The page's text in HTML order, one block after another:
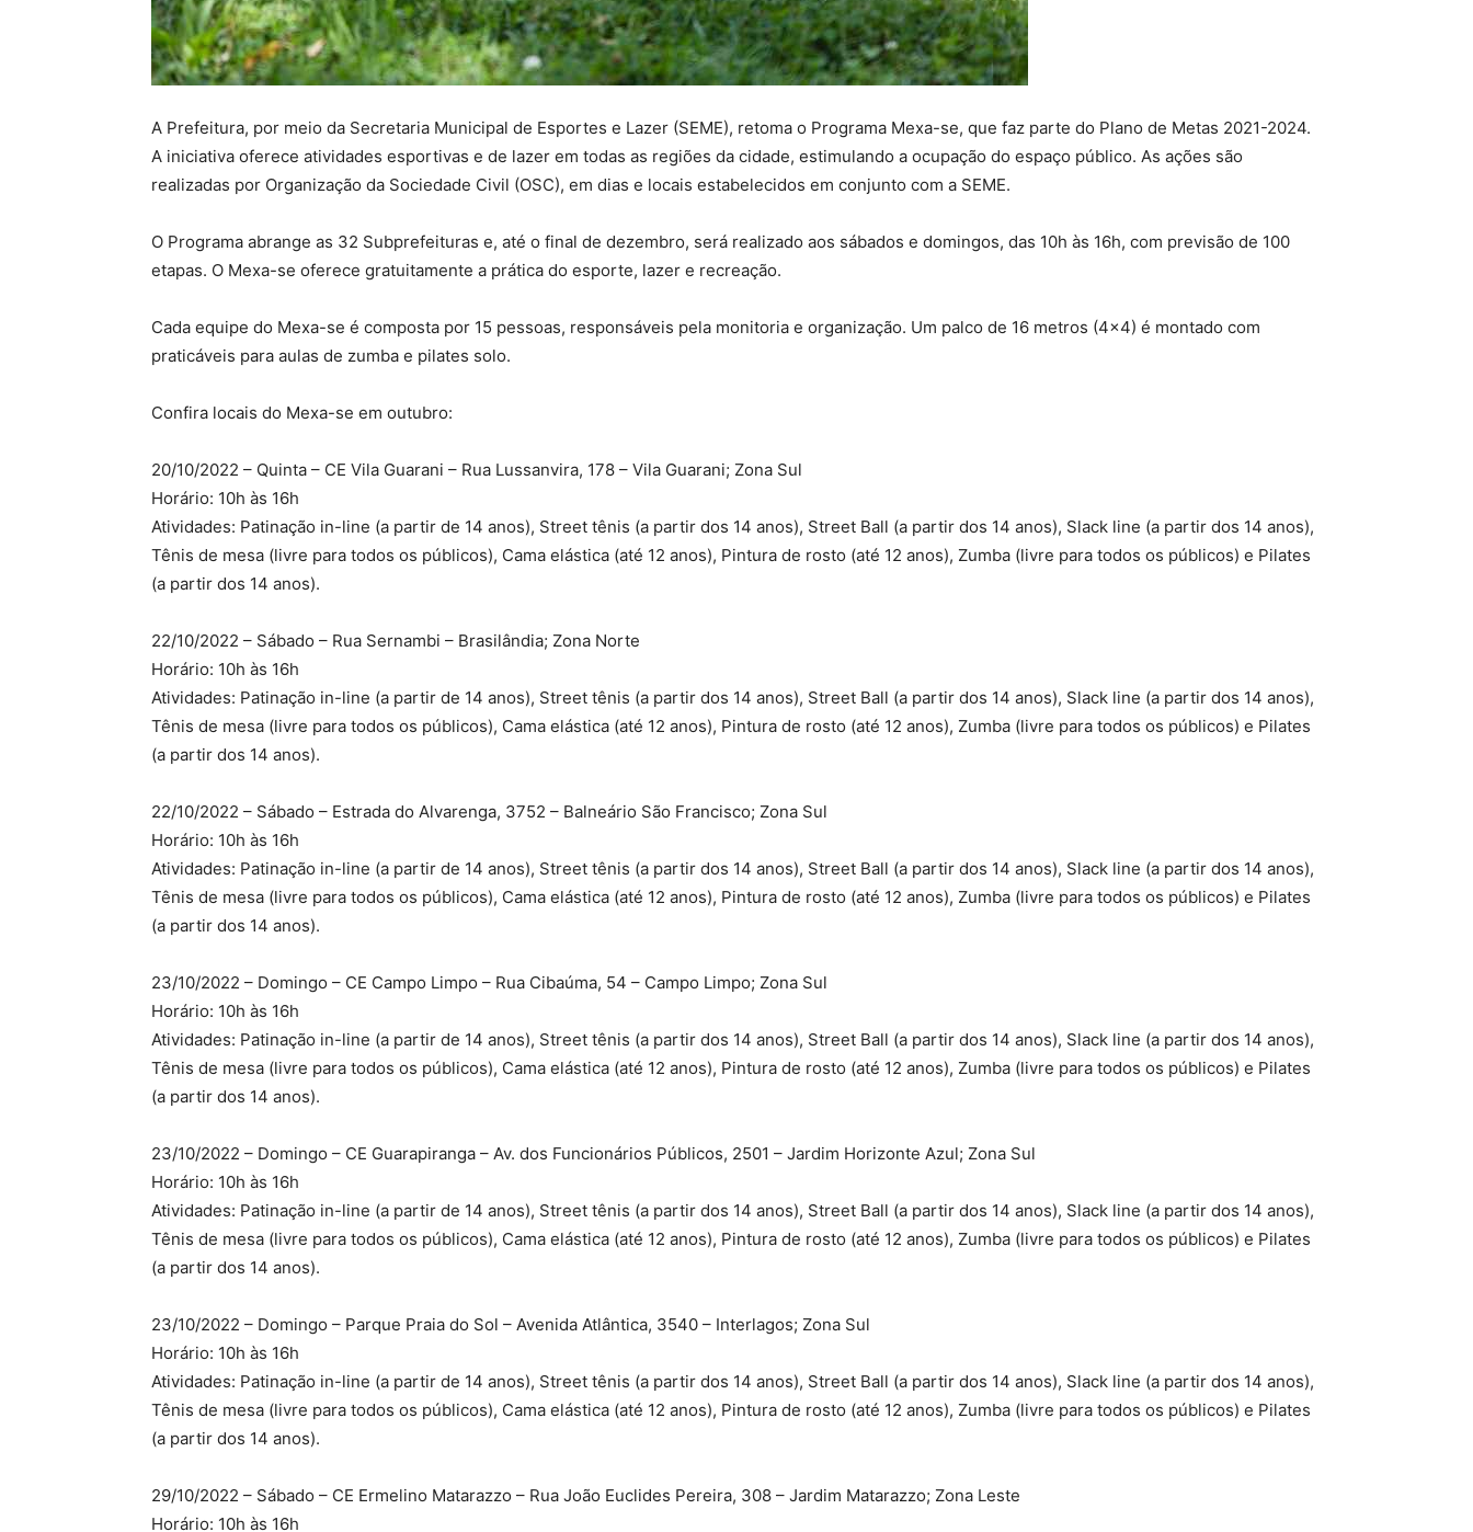
A Prefeitura, por meio da Secretaria Municipal de Esportes e Lazer (SEME), retoma o Programa Mexa-se, que faz parte do Plano de Metas 2021-2024.
A iniciativa oferece atividades esportivas e de lazer em todas as regiões da cidade, estimulando a ocupação do espaço público. As ações são
realizadas por Organização da Sociedade Civil (OSC), em dias e locais estabelecidos em conjunto com a SEME.
O Programa abrange as 32 Subprefeituras e, até o final de dezembro, será realizado aos sábados e domingos, das 10h às 16h, com previsão de 100
etapas. O Mexa-se oferece gratuitamente a prática do esporte, lazer e recreação.
Cada equipe do Mexa-se é composta por 15 pessoas, responsáveis pela monitoria e organização. Um palco de 16 metros (4×4) é montado com
praticáveis para aulas de zumba e pilates solo.
Confira locais do Mexa-se em outubro:
20/10/2022 – Quinta – CE Vila Guarani – Rua Lussanvira, 178 – Vila Guarani; Zona Sul
Horário: 10h às 16h
Atividades: Patinação in-line (a partir de 14 anos), Street tênis (a partir dos 14 anos), Street Ball (a partir dos 14 anos), Slack line (a partir dos 14 anos),
Tênis de mesa (livre para todos os públicos), Cama elástica (até 12 anos), Pintura de rosto (até 12 anos), Zumba (livre para todos os públicos) e Pilates
(a partir dos 14 anos).
22/10/2022 – Sábado – Rua Sernambi – Brasilândia; Zona Norte
Horário: 10h às 16h
Atividades: Patinação in-line (a partir de 14 anos), Street tênis (a partir dos 14 anos), Street Ball (a partir dos 14 anos), Slack line (a partir dos 14 anos),
Tênis de mesa (livre para todos os públicos), Cama elástica (até 12 anos), Pintura de rosto (até 12 anos), Zumba (livre para todos os públicos) e Pilates
(a partir dos 14 anos).
22/10/2022 – Sábado – Estrada do Alvarenga, 3752 – Balneário São Francisco; Zona Sul
Horário: 10h às 16h
Atividades: Patinação in-line (a partir de 14 anos), Street tênis (a partir dos 14 anos), Street Ball (a partir dos 14 anos), Slack line (a partir dos 14 anos),
Tênis de mesa (livre para todos os públicos), Cama elástica (até 12 anos), Pintura de rosto (até 12 anos), Zumba (livre para todos os públicos) e Pilates
(a partir dos 14 anos).
23/10/2022 – Domingo – CE Campo Limpo – Rua Cibaúma, 54 – Campo Limpo; Zona Sul
Horário: 10h às 16h
Atividades: Patinação in-line (a partir de 14 anos), Street tênis (a partir dos 14 anos), Street Ball (a partir dos 14 anos), Slack line (a partir dos 14 anos),
Tênis de mesa (livre para todos os públicos), Cama elástica (até 12 anos), Pintura de rosto (até 12 anos), Zumba (livre para todos os públicos) e Pilates
(a partir dos 14 anos).
23/10/2022 – Domingo – CE Guarapiranga – Av. dos Funcionários Públicos, 2501 – Jardim Horizonte Azul; Zona Sul
Horário: 10h às 16h
Atividades: Patinação in-line (a partir de 14 anos), Street tênis (a partir dos 14 anos), Street Ball (a partir dos 14 anos), Slack line (a partir dos 14 anos),
Tênis de mesa (livre para todos os públicos), Cama elástica (até 12 anos), Pintura de rosto (até 12 anos), Zumba (livre para todos os públicos) e Pilates
(a partir dos 14 anos).
23/10/2022 – Domingo – Parque Praia do Sol – Avenida Atlântica, 3540 – Interlagos; Zona Sul
Horário: 10h às 16h
Atividades: Patinação in-line (a partir de 14 anos), Street tênis (a partir dos 14 anos), Street Ball (a partir dos 14 anos), Slack line (a partir dos 14 anos),
Tênis de mesa (livre para todos os públicos), Cama elástica (até 12 anos), Pintura de rosto (até 12 anos), Zumba (livre para todos os públicos) e Pilates
(a partir dos 14 anos).
29/10/2022 – Sábado – CE Ermelino Matarazzo – Rua João Euclides Pereira, 308 – Jardim Matarazzo; Zona Leste
Horário: 10h às 16h